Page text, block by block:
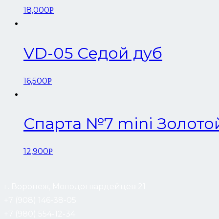
18,000Р
VD-05 Седой дуб
16,500Р
Спарта №7 mini
12,900Р